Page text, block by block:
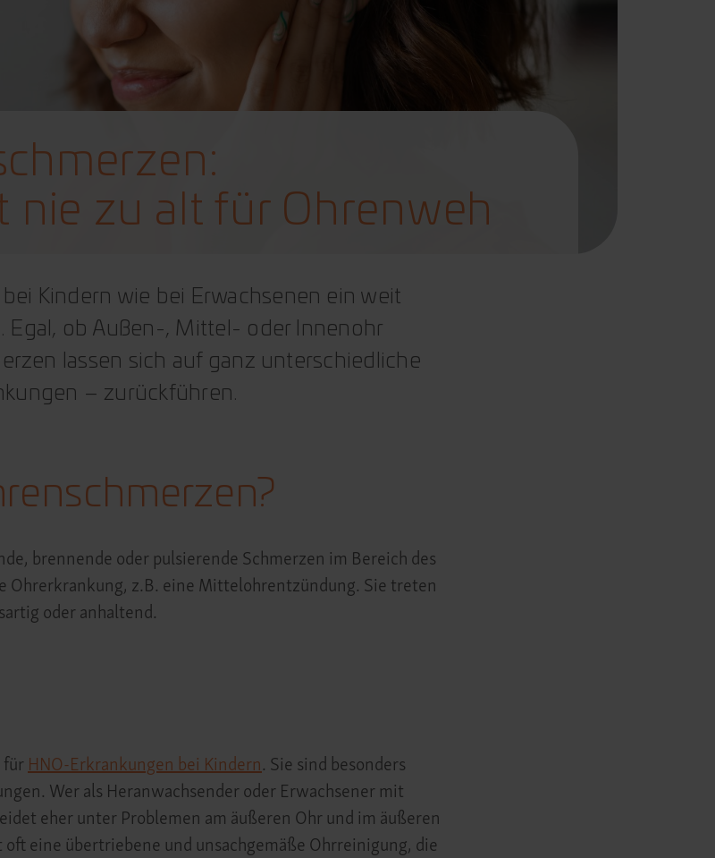
nie zu alt für Ohrenweh
Kindern wie bei Erwachsenen ein weit
Egal, ob Außen-, Mittel- oder Innenohr
lassen sich auf ganz unterschiedliche
– zurückführen.
brennende oder pulsierende Schmerzen im Bereich des
Ohrerkrankung, z.B. eine Mittelohrentzündung. Sie treten
oder anhaltend.
für HNO-Erkrankungen bei Kindern. Sie sind besonders
Wer als Heranwachsender oder Erwachsener mit
eher unter Problemen am äußeren Ohr und im äußeren
eine übertriebene und unsachgemäße Ohrreinigung, die